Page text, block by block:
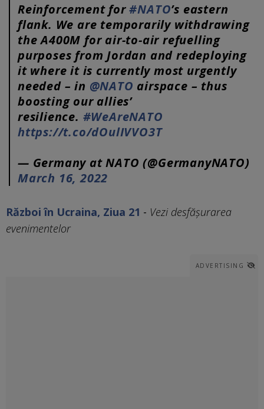
Reinforcement for#NATO’s eastern
flank. We are temporarily withdrawing
the A400M for air-to-air refuelling
purposes from Jordan and redeploying
it where it is currently most urgently
needed – in @NATO airspace – thus
boosting our allies’
resilience. #WeAreNATO
https://t.co/dOulIVVO3T
— Germany at NATO (@GermanyNATO)
March 16, 2022
Război în Ucraina, Ziua 21 - Vezi desfășurarea
evenimentelor
ADVERTISING